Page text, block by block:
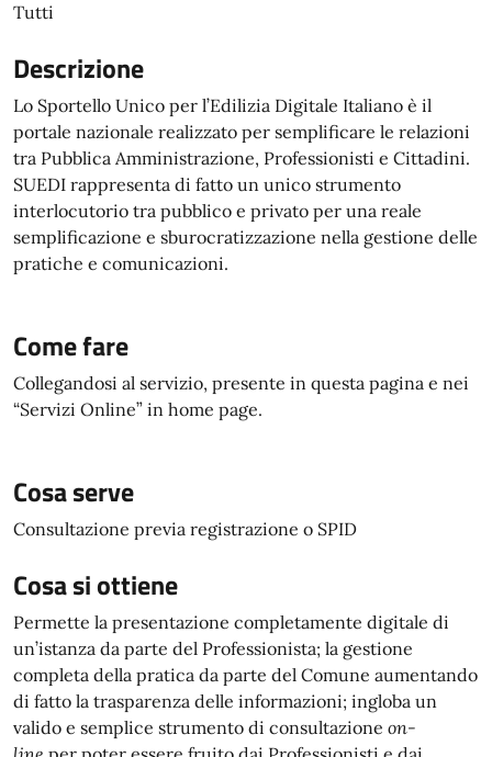
Tutti
Descrizione
Lo Sportello Unico per l’Edilizia Digitale Italiano è il
portale nazionale realizzato per semplificare le relazioni
tra Pubblica Amministrazione, Professionisti e Cittadini.
SUEDI rappresenta di fatto un unico strumento
interlocutorio tra pubblico e privato per una reale
semplificazione e sburocratizzazione nella gestione delle
pratiche e comunicazioni.
Come fare
Collegandosi al servizio, presente in questa pagina e nei
“Servizi Online” in home page.
Cosa serve
Consultazione previa registrazione o SPID
Cosa si ottiene
Permette la presentazione completamente digitale di
un’istanza da parte del Professionista; la gestione
completa della pratica da parte del Comune aumentando
di fatto la trasparenza delle informazioni; ingloba un
valido e semplice strumento di consultazione on-